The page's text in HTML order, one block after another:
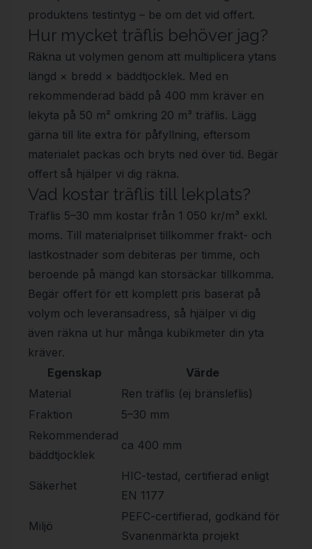
produktens testintyg – be om det vid offert.
Hur mycket träflis behöver jag?
Räkna ut volymen genom att multiplicera ytans
längd × bredd × bäddtjocklek. Med en
rekommenderad bädd på 400 mm kräver en
lekyta på 50 m² omkring 20 m³ träflis. Lägg
gärna till lite extra för påfyllning, eftersom
materialet packas och bryts ned över tid. Begär
offert så hjälper vi dig räkna.
Vad kostar träflis till lekplats?
Träflis 5–30 mm kostar från 1 050 kr/m³ exkl.
moms. Till materialpriset tillkommer frakt- och
lastkostnader som debiteras per timme, och
beroende på mängd kan storsäckar tillkomma.
Begär offert för ett komplett pris baserat på
volym och leveransadress, så hjälper vi dig
även räkna ut hur många kubikmeter din yta
kräver.
Egenskap
Värde
Material
Ren träflis (ej bränsleflis)
Fraktion
5–30 mm
Rekommenderad
bäddtjocklek
ca 400 mm
Säkerhet
HIC-testad, certifierad enligt
EN 1177
Miljö
PEFC-certifierad, godkänd för
Svanenmärkta projekt